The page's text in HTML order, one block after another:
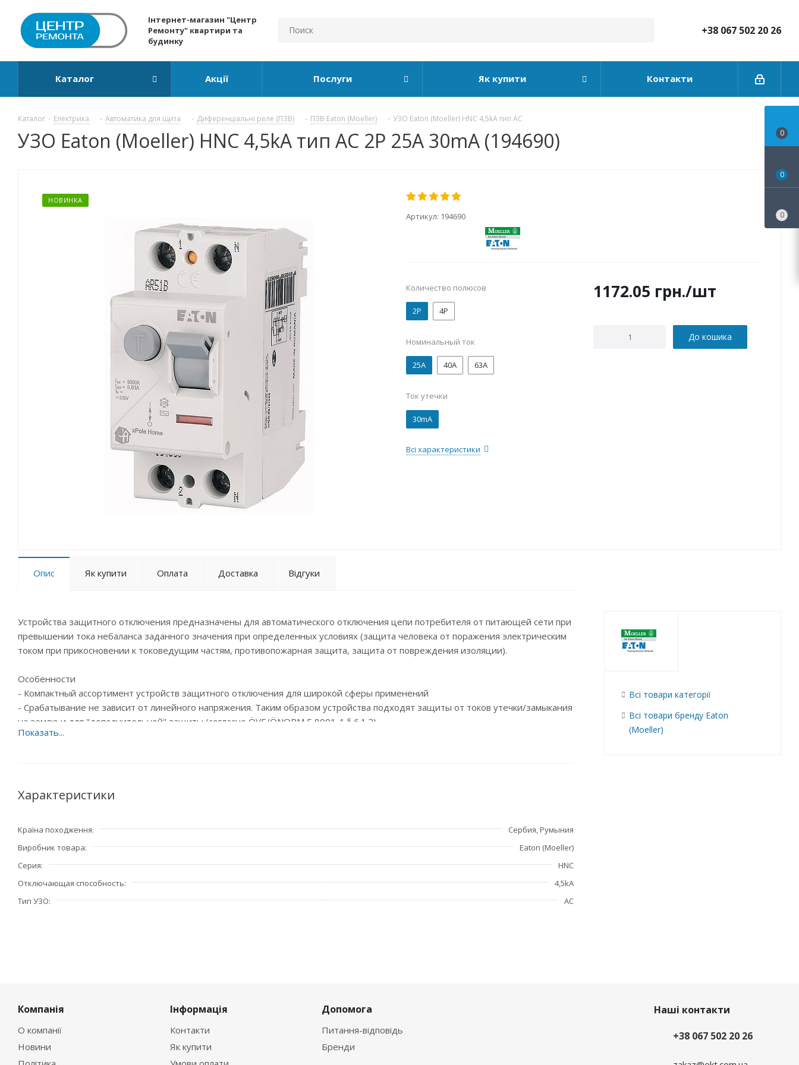
Інтернет-магазин "Центр
Ремонту" квартири та
будинку
+38 067 502 20 26
Каталог Акції Послуги Як купити Контакти
Каталог - Електрика - Автоматика для щита - Диференціальні реле (ПЗВ) - ПЗВ Eaton (Moeller) - УЗО Eaton (Moeller) HNC 4,5kA тип АС
УЗО Eaton (Moeller) HNC 4,5kA тип АС 2P 25А 30mA (194690)
НОВИНКА
Артикул: 194690
Количество полюсов
2P 4P
Номинальный ток
25А 40А 63А
Ток утечки
30mA
Всі характеристики
1172.05 грн./шт
До кошика
Опис Як купити Оплата Доставка Відгуки
Устройства защитного отключения предназначены для aвтоматического отключения цепи потребителя от питающей сети при
превышении тока небаланса заданного значения при определенных условиях (защита человека от поражения электрическим
током при прикосновении к токоведущим частям, противопожарная защита, защита от повреждения изоляции).
Особенности
- Компактный ассортимент устройств защитного отключения для широкой сферы применений
- Срабатывание не зависит от линейного напряжения. Таким образом устройства подходят защиты от токов утечки/замыкания
на землю и для "дополнительной" защиты (согласно ÖVE/ÖNORM E 8001-1 § 6.1.2)
- Стандартный выбор номинальных токов от 25 до 63 A
Характеристики
Країна походження
Сербия, Румыния
Виробник товара
Eaton (Moeller)
Серия
HNC
Отключающая способность
4,5kA
Тип УЗО
АС
Всі товари категорії
Всі товари бренду Eaton
(Moeller)
Компанія
О компанії
Новини
Інформація
Контакти
Як купити
Допомога
Питання-відповідь
Бренди
Наші контакти
+38 067 502 20 26
0
0
0